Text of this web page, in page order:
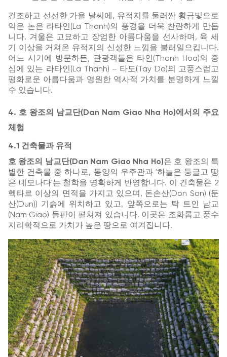
건조하고 선선한 가을 날씨에, 유적지를 둘러싼 황금빛으로
익은 논은 라타인(La Thanh)의 풍경을 더욱 찬란하게 만듭
니다. 겨울은 고요하고 장엄한 아름다움을 선사하며, 육 세
기 이상을 거쳐온 유적지의 신성한 느낌을 불러일으킵니다.
어느 시기에 방문하든, 관광객들은 타인(Thanh Hoa)의 중
심에 있는 라타인(La Thanh) – 타도(Tay Do)의 고풍스럽고
평화로운 아름다움과 영원한 역사적 가치를 분명하게 느낄
수 있습니다.
4. 호 왕조의 남교단(Dan Nam Giao Nha Ho)에서의 주요
체험
4.1 건축물과 유적
호 왕조의 남교단(Dan Nam Giao Nha Ho)은 호 왕조의 특
별한 건축물 중 하나로, 동양의 우주관과 '하늘은 둥글고 땅
은 네모나다'는 철학을 명확하게 반영합니다. 이 건축물은 2
헥타르 이상의 면적을 가지고 있으며, 돈손산(Don Son) (둔
산(Dun)) 기슭에 위치하고 있고, 앞쪽으로는 탁 트인 남교
(Nam Giao) 들판이 펼쳐져 있습니다. 이곳은 조화롭고 풍수
지리학적으로 가치가 높은 땅으로 여겨집니다.